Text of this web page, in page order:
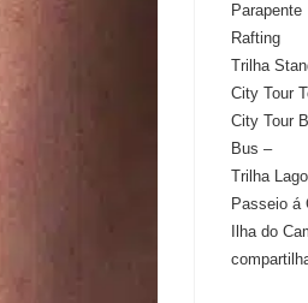
Parapente
Rafting
Trilha
City Tour
City Tour
Bus –
Trilha
Passeio á
Ilha do